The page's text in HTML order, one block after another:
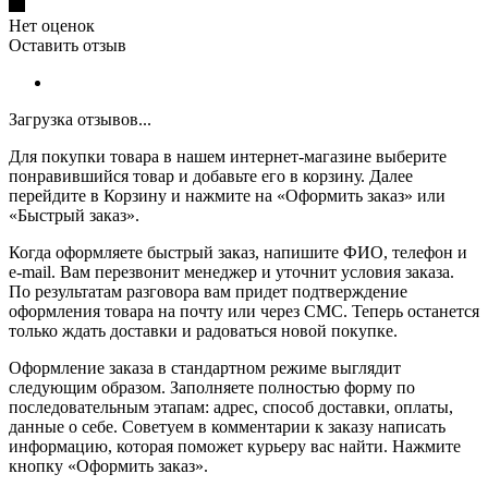
Нет оценок
Оставить отзыв
Загрузка отзывов...
Для покупки товара в нашем интернет-магазине выберите
понравившийся товар и добавьте его в корзину. Далее
перейдите в Корзину и нажмите на «Оформить заказ» или
«Быстрый заказ».
Когда оформляете быстрый заказ, напишите ФИО, телефон и
e-mail. Вам перезвонит менеджер и уточнит условия заказа.
По результатам разговора вам придет подтверждение
оформления товара на почту или через СМС. Теперь останется
только ждать доставки и радоваться новой покупке.
Оформление заказа в стандартном режиме выглядит
следующим образом. Заполняете полностью форму по
последовательным этапам: адрес, способ доставки, оплаты,
данные о себе. Советуем в комментарии к заказу написать
информацию, которая поможет курьеру вас найти. Нажмите
кнопку «Оформить заказ».